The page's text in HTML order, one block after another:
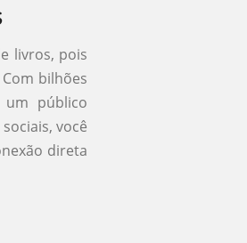
livros, pois
bilhões
um público
você
direta